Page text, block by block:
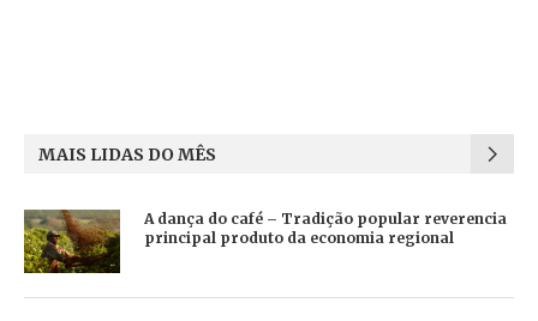
MAIS LIDAS DO MÊS
A dança do café – Tradição popular reverencia
principal produto da economia regional